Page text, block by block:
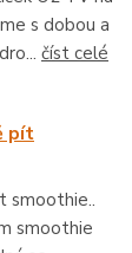
s dobou a
číst celé
pít
smoothie..
smoothie